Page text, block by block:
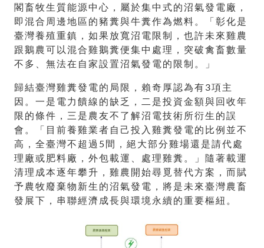
閣畜牧生質能源中心，屬於集中式的沼氣發電廠，
即混合周邊地區的豬糞與牛糞作為燃料。「彰化是
臺灣養殖重鎮，如果放寬沼電限制，也許未來雞農
跟鵝農可以混合雞鵝糞便集中處理，突破禽畜數量
不多、無法在自家設置沼氣發電的限制。」
歸結臺灣雞糞發電的局限，賴奇厚認為有3項主
因。一是電力饋線的缺乏，二是投資金額與回收年
限的條件，三是農友不了解沼電技術所衍生的誤
會。「目前養雞業者自己投入雞糞發電的比例並不
高，全臺灣不超過5間，絕大部分雞場還是請代處
理廠或肥料廠，外包載運、處理雞糞。」隨著載運
清理成本逐年攀升，雞農開始尋覓替代方案，而賦
予農牧廢棄物新生的沼氣發電，將是未來臺灣農畜
發展下，串聯經濟成長與環境永續的重要樞紐。